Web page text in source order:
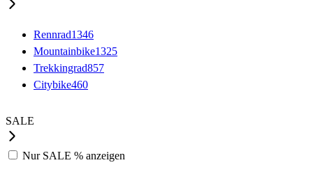
Rennrad1346
Mountainbike1325
Trekkingrad857
Citybike460
SALE
Nur SALE % anzeigen